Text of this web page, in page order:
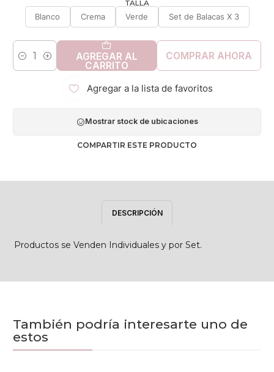
TALLA
Blanco
Crema Verde Set de Balacas X 3
Cantidad AGREGAR AL
CARRITO
COMPRAR AHORA
Agregar a la lista de favoritos
Mostrar stock de ubicaciones
COMPARTIR ESTE PRODUCTO
DESCRIPCIÓN
Productos se Venden Individuales y por Set.
También podría interesarte uno de
estos